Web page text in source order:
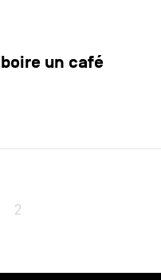
un café
2